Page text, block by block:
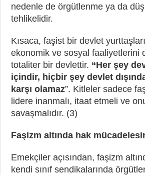
nedenle de örgütlenme ya da
tehlikelidir.
Kısaca, faşist bir devlet
ekonomik ve sosyal faaliyetlerini
totaliter bir devlettir. “Her şey
içindir, hiçbir şey devlet
karşı olamaz”. Kitleler sadece
lidere inanmalı, itaat etmeli ve
savaşmalıdır. (3)
Faşizm altında hak
Emekçiler açısından, faşizm
kendi sınıf sendikalarında